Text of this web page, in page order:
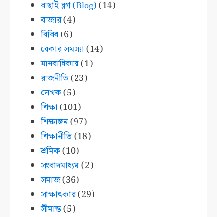
বাছাই ব্লগ (Blog)(14)
বাজার(4)
বিবিধ(6)
বেকার সমস্যা (14)
মানবাধিকার(1)
রাজনীতি(23)
লেখক(5)
শিক্ষা (101)
শিক্ষাঙ্গন(97)
শিক্ষানীতি(18)
শ্রমিক(10)
সংবাদমাধ্যম(2)
সমাজ(36)
সাক্ষাৎকার(29)
সীমান্ত(5)